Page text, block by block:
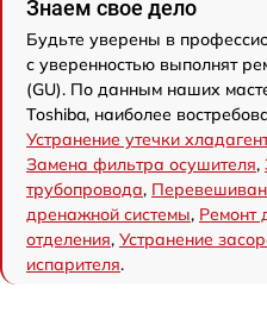
Знаем свое дело
Будьте уверены в
с уверенностью выполнят
(GU). По данным наших
Toshiba, наиболее
Устранение утечки
Замена фильтра осушителя,
трубопровода,
дренажной системы, Ремонт
отделения, Устранение
испарителя.